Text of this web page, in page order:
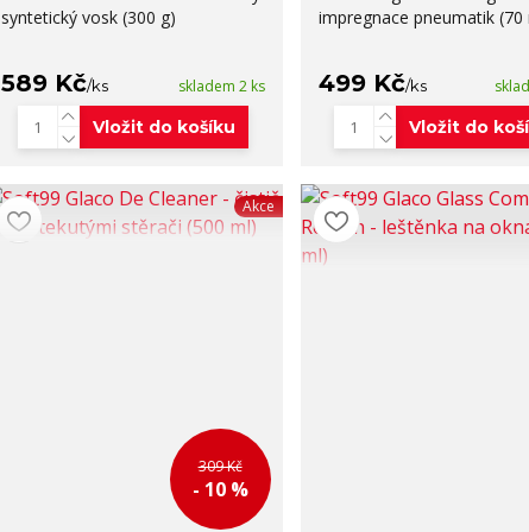
syntetický vosk (300 g)
589 Kč/ks skladem 2 ks
Vložit do košíku
impregnace pneumatik (70
499 Kč/ks
Vložit do
Akce
309 Kč
- 10 %